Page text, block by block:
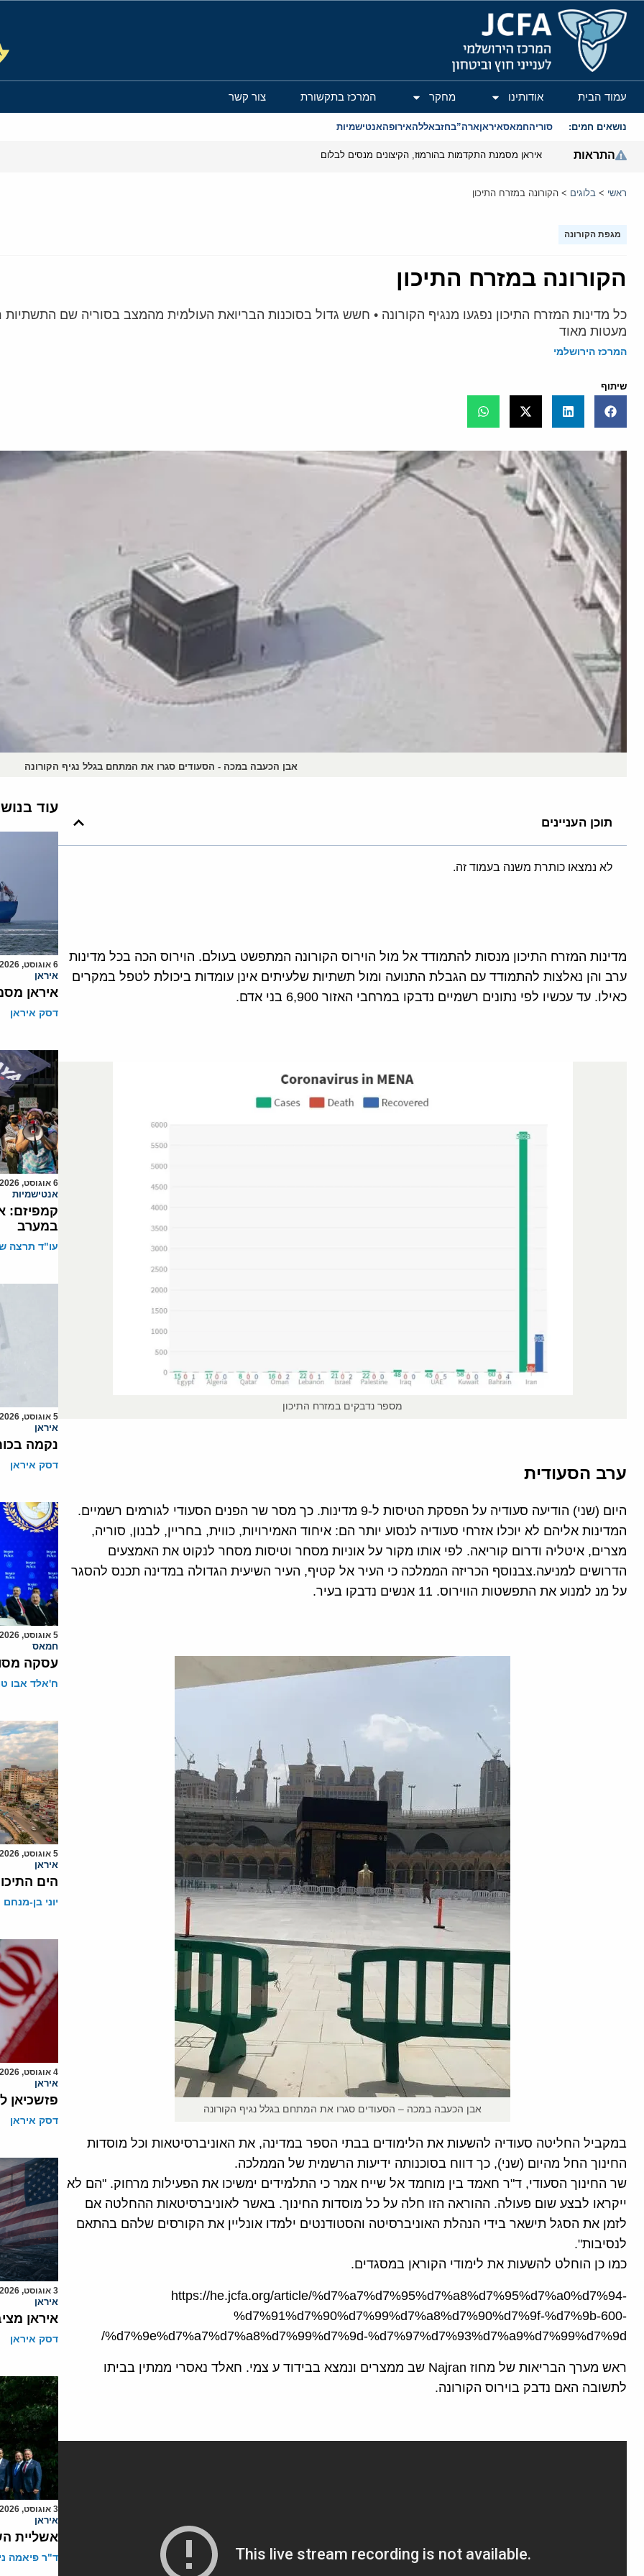
המרכז הירושלמי לענייני חוץ וביטחון
עמוד הבית אודותינו מחקר המרכז בתקשורת צור קשר
נושאים חמים: סוריהחמאסאיראןארה”בחזבאללהאירופהאנטישמיות
התראות איראן מסמנת התקדמות בהורמוז, הקיצונים מנסים לבלום
ראשי > בלוגים > הקורונה במזרח התיכון
מגפת הקורונה
הקורונה במזרח התיכון
כל מדינות המזרח התיכון נפגעו מנגיף הקורונה • חשש גדול בסוכנות הבריואת העולמית מהמצב בסוריה שם התשתיות
מעטות מאוד
המרכז הירושלמי
שיתוף
אבן הכעבה במכה - הסעודים סגרו את המתחם בגלל נגיף הקורונה
תוכן העניינים
לא נמצאו כותרת משנה בעמוד זה.
מדינות המזרח התיכון מנסות להתמודד אל מול הוירוס הקורונה המתפשט בעולם. הוירוס הכה בכל מדינות
ערב והן נאלצות להתמודד עם הגבלת התנועה ומול תשתיות שלעיתים אינן עומדות ביכולת לטפל במקרים
כאילו. עד עכשיו לפי נתונים רשמיים נדבקו במרחבי האזור 6,900 בני אדם.
מספר נדבקים במזרח התיכון
ערב הסעודית
היום (שני) הודיעה סעודיה על הפסקת הטיסות ל-9 מדינות. כך מסר שר הפנים הסעודי לגורמים רשמיים.
המדינות אליהם לא יוכלו אזרחי סעודיה לנסוע יותר הם: איחוד האמירויות, כווית, בחריין, לבנון, סוריה,
מצרים, איטליה ודרום קוריאה. לפי אותו מקור על אוניות מסחר וטיסות מסחר לנקוט את האמצעים
הדרושים למניעה.צבנוסף הכריזה הממלכה כי העיר אל קטיף, העיר השיעית הגדולה במדינה תכנס להסגר
על מנ למנוע את התפשטות הווירוס. 11 אנשים נדבקו בעיר.
אבן הכעבה במכה – הסעודים סגרו את המתחם בגלל נגיף הקורונה
במקביל החליטה סעודיה להשעות את הלימודים בבתי הספר במדינה, את האוניברסיטאות וכל מוסדות
החינוך החל מהיום (שני), כך דווח בסוכנותה ידיעות הרשמית של הממלכה.
שר החינוך הסעודי, ד"ר חאמד בין מוחמד אל שייח אמר כי התלמידים ימשיכו את הפעילות מרחוק. "הם לא
ייקראו לבצע שום פעולה. ההוראה הזו חלה על כל מוסדות החינוך. באשר לאוניברסיטאות ההחלטה אם
לזמן את הסגל תישאר בידי הנהלת האוניברסיטה והסטודנטים ילמדו אונליין את הקורסים שלהם בהתאם
לנסיבות".
כמו כן הוחלט להשעות את לימודי הקוראן במסגדים.
https://he.jcfa.org/article/%d7%a7%d7%95%d7%a8%d7%95%d7%a0%d7%94-
%d7%91%d7%90%d7%99%d7%a8%d7%90%d7%9f-%d7%9b-600-
%d7%9e%d7%a7%d7%a8%d7%99%d7%9d-%d7%97%d7%93%d7%a9%d7%99%d7%9d/
ראש מערך הבריאות של מחוז Najran שב ממצרים ונמצא בבידוד ע צמי. חאלד נאסרי ממתין בביתו
לתשובה האם נדבק בוירוס הקורונה.
עוד
6 אוגוסט, 2026
איראן
איראן
דסק איראן
6 אוגוסט, 2026
אנטישמיות
קמפיזם:
במערב
עו"ד תרצה
5 אוגוסט, 2026
איראן
נקמה
דסק איראן
5 אוגוסט, 2026
חמאס
עסקה
ח'אלד אבו
5 אוגוסט, 2026
איראן
הים
יוני בן-מנחם
4 אוגוסט, 2026
איראן
פזשכיאן
דסק איראן
3 אוגוסט, 2026
איראן
איראן
דסק איראן
3 אוגוסט, 2026
איראן
אשליית
ד"ר פיאמה